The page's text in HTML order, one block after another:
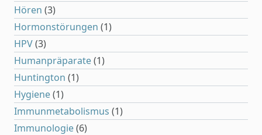
Hören (3)
Hormonstörungen (1)
HPV(3)
Humanpräparate(1)
Huntington (1)
Hygiene(1)
Immunmetabolismus (1)
Immunologie(6)